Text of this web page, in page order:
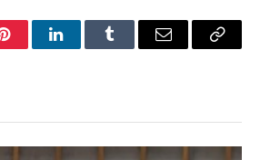
PinterestLinkedInTumblr Email
Copy